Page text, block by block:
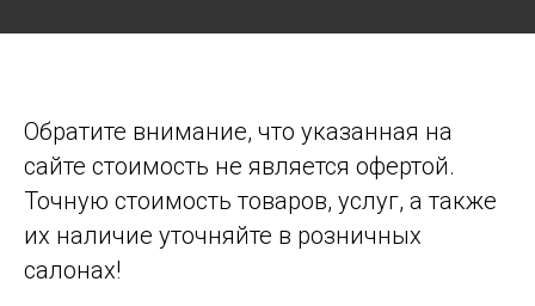
Обратите внимание, что указанная на
сайте стоимость не является офертой.
Точную стоимость товаров, услуг, а также
их наличие уточняйте в розничных
салонах!